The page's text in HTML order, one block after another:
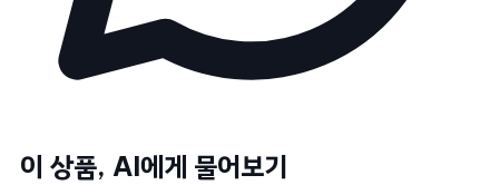
이 상품, AI에게 물어보기